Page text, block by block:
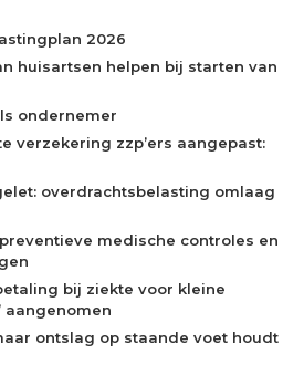
2026
huisartsen helpen bij starten van
ondernemer
verzekering zzp’ers aangepast:
overdrachtsbelasting omlaag
medische controles en
bij ziekte voor kleine
aangenomen
ontslag op staande voet houdt